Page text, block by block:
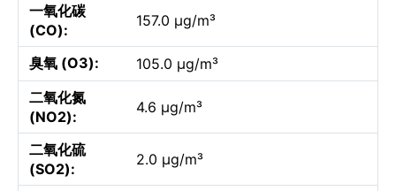
一氧化碳
(CO):
157.0 µg/m³
臭氧 (O3):
105.0 µg/m³
二氧化氮
(NO2):
4.6 µg/m³
二氧化硫
(SO2):
2.0 µg/m³